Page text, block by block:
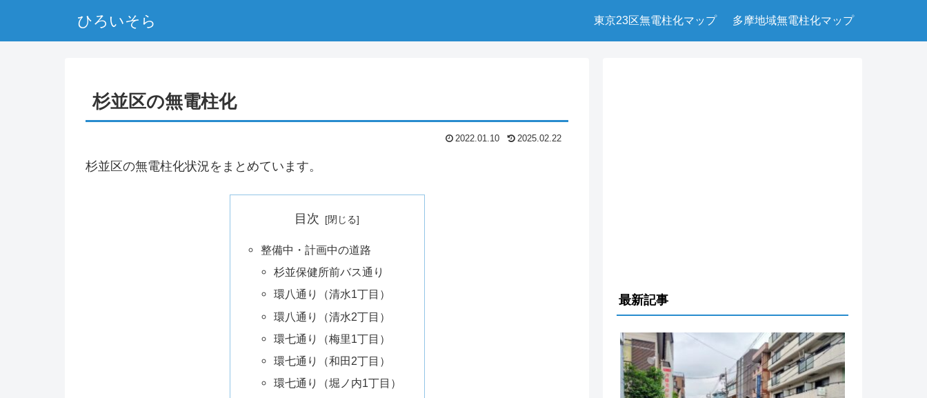
ひろいそら 東京23区無電柱化マップ 多摩地域無電柱化マップ
杉並区の無電柱化
2022.01.10 2025.02.22
杉並区の無電柱化状況をまとめています。
目次
整備中・計画中の道路
杉並保健所前バス通り
環八通り（清水1丁目）
環八通り（清水2丁目）
環七通り（梅里1丁目）
環七通り（和田2丁目）
環七通り（堀ノ内1丁目）
最新記事